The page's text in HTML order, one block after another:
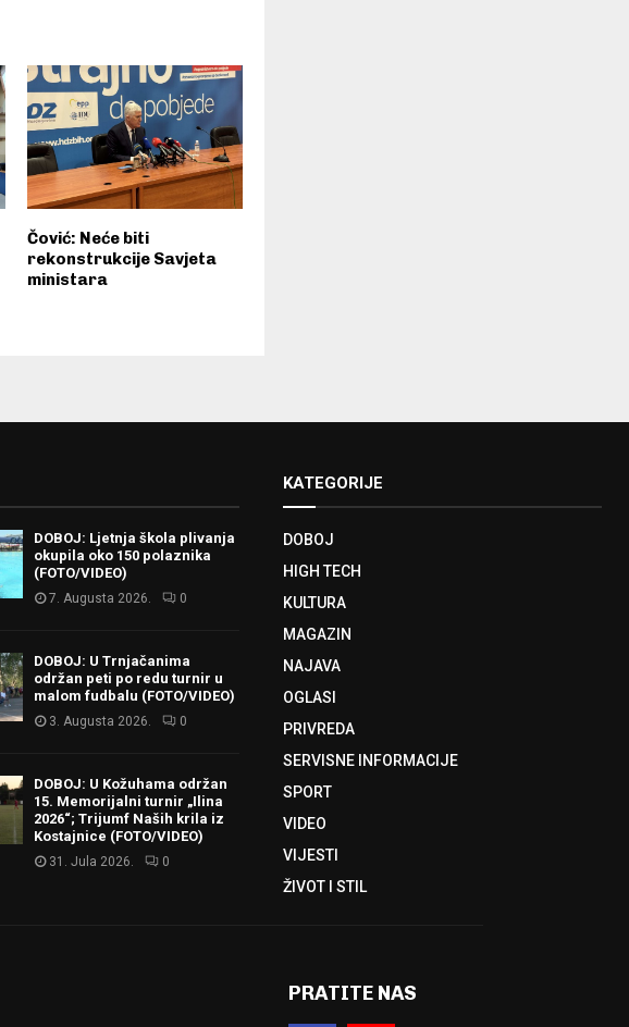
Čović: Neće biti
rekonstrukcije Savjeta
ministara
DOBOJ: Ljetnja škola plivanja
okupila oko 150 polaznika
(FOTO/VIDEO)
7. Augusta 2026. 0
DOBOJ: U Trnjačanima
održan peti po redu turnir u
malom fudbalu (FOTO/VIDEO)
3. Augusta 2026. 0
DOBOJ: U Kožuhama održan
15. Memorijalni turnir „Ilina
2026“; Trijumf Naših krila iz
Kostajnice (FOTO/VIDEO)
31. Jula 2026. 0
KATEGORIJE
DOBOJ
HIGH TECH
KULTURA
MAGAZIN
NAJAVA
OGLASI
PRIVREDA
SERVISNE INFORMACIJE
SPORT
VIDEO
VIJESTI
ŽIVOT I STIL
PRATITE NAS